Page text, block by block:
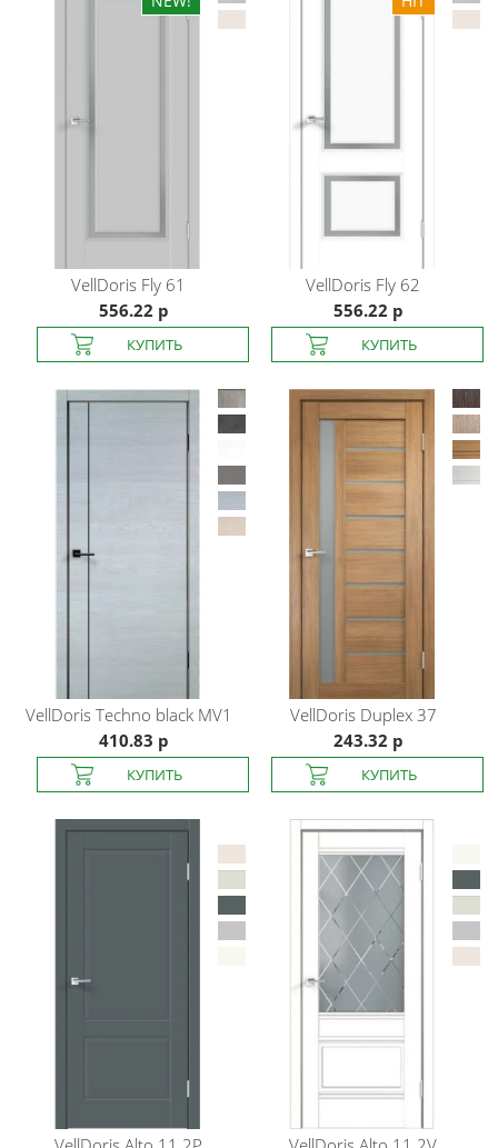
VellDoris Fly 61
556.22 р
VellDoris Fly 62
556.22 р
VellDorisTechno black MV1
410.83 р
VellDorisDuplex 37
243.32 р